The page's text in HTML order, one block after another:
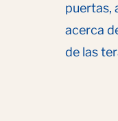
puertas,
acerca
de las